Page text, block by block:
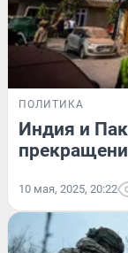
ПОЛИТИКА
Индия и
10 мая, 2025, 20:22